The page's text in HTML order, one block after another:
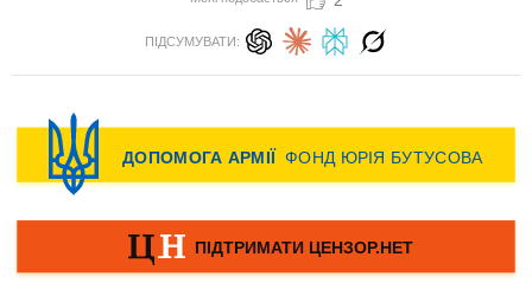
ПІДСУМУВАТИ: